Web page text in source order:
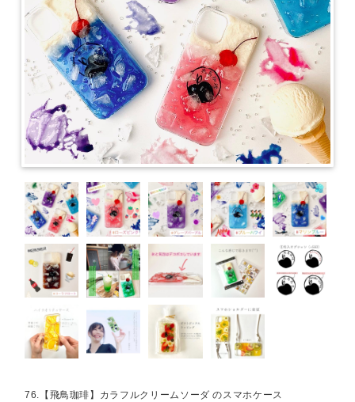
76.【飛鳥珈琲】カラフルクリームソーダ のスマホケース